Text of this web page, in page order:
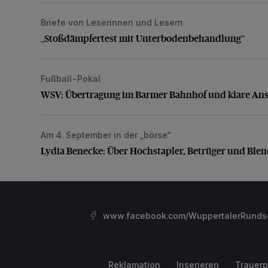
„Stoßdämpfertest mit Unterbodenbehandlung“
Briefe von Leserinnen und Lesern
„Stoßdämpfertest mit Unterbodenbehandlung“
WSV: Übertragung im Barmer Bahnhof und klare
Fußball-Pokal
WSV: Übertragung im Barmer Bahnhof und klare
Lydia Benecke: Über Hochstapler, Betrüger und
Am 4. September in der „börse“
Lydia Benecke: Über Hochstapler, Betrüger und
www.facebook.com/
Reklamation Inserieren